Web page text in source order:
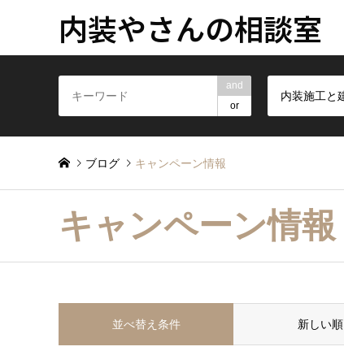
内装やさんの相談室
and
or
ブログ キャンペーン情報
キャンペーン情報
並べ替え条件 新しい順